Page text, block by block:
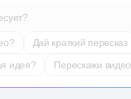
Дай краткий пересказ
идея?
Перескажи видео